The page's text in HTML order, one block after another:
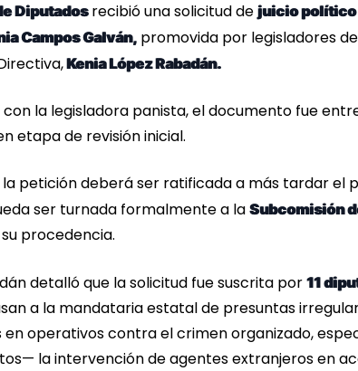
Diputadosrecibió una solicitud de juicio político
Campos Galván, promovida por legisladores
Kenia López Rabadán.
la legisladora panista, el documento fue
etapa de revisión inicial.
la petición deberá ser ratificada a más tardar el
ser turnada formalmente a la Subcomisión
procedencia.
detalló que la solicitud fue suscrita por 11
a la mandataria estatal de presuntas
en operativos contra el crimen organizado,
la intervención de agentes extranjeros en